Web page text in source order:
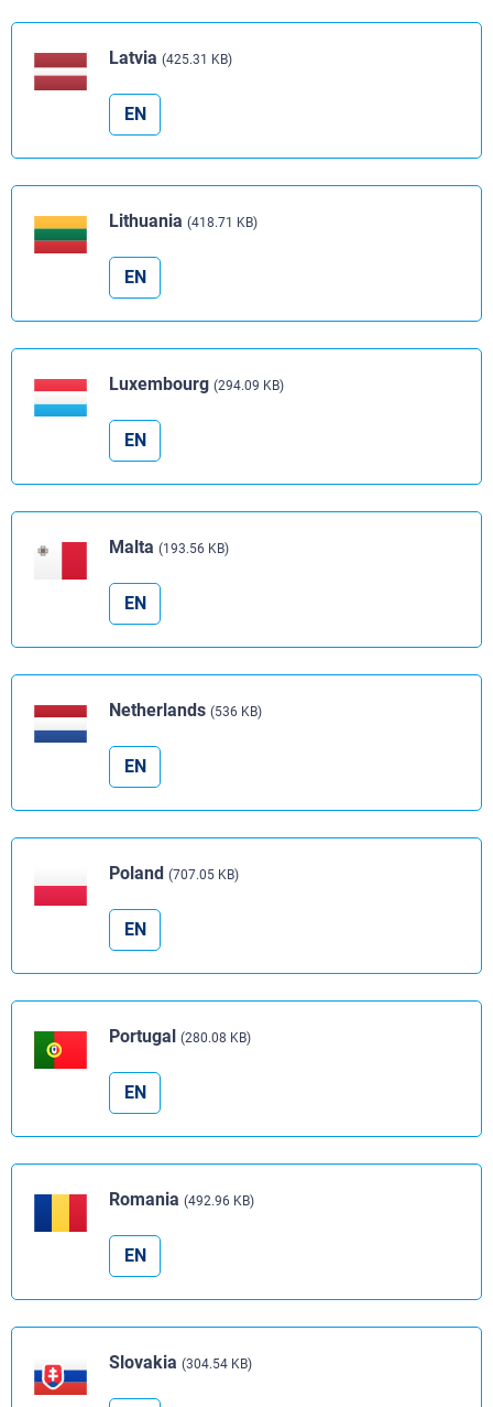
Latvia (425.31 KB)
EN
Lithuania (418.71 KB)
EN
Luxembourg (294.09 KB)
EN
Malta (193.56 KB)
EN
Netherlands (536 KB)
EN
Poland (707.05 KB)
EN
Portugal (280.08 KB)
EN
Romania (492.96 KB)
EN
Slovakia (304.54 KB)